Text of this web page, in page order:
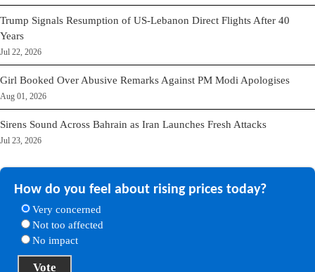
Trump Signals Resumption of US-Lebanon Direct Flights After 40
Years
Jul 22, 2026
Girl Booked Over Abusive Remarks Against PM Modi Apologises
Aug 01, 2026
Sirens Sound Across Bahrain as Iran Launches Fresh Attacks
Jul 23, 2026
How do you feel about rising prices today?
Very concerned
Not too affected
No impact